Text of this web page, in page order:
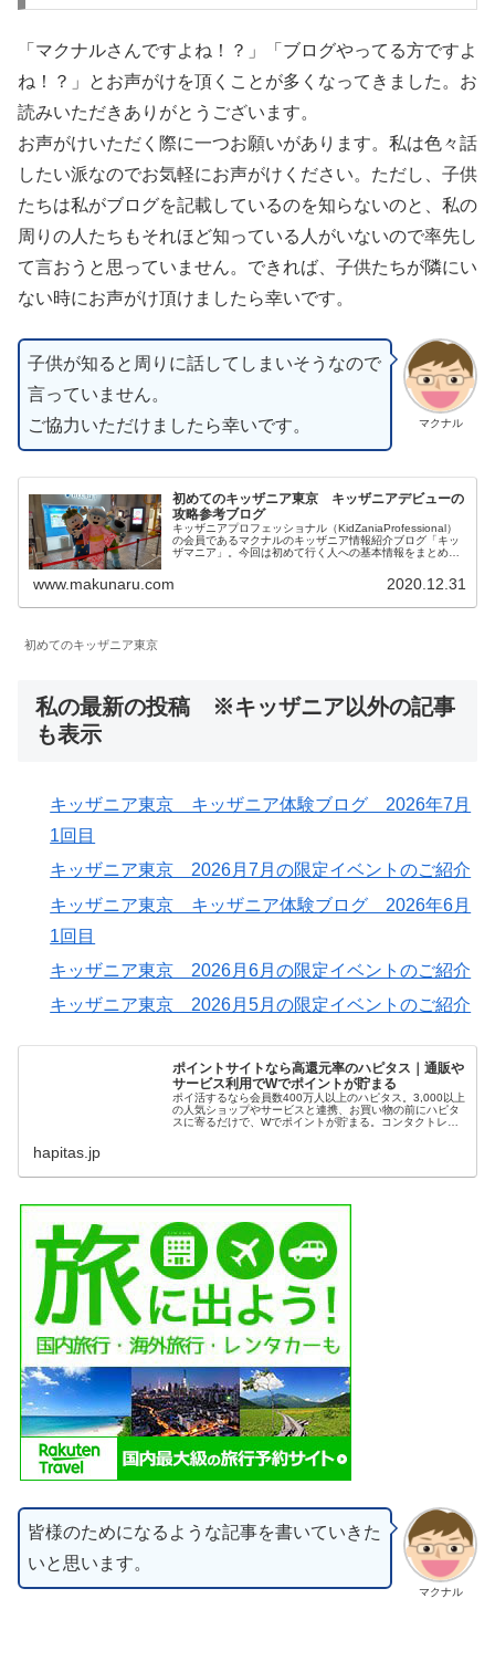
「マクナルさんですよね！？」「ブログやってる方ですよ
ね！？」とお声がけを頂くことが多くなってきました。お
読みいただきありがとうございます。
お声がけいただく際に一つお願いがあります。私は色々話
したい派なのでお気軽にお声がけください。ただし、子供
たちは私がブログを記載しているのを知らないのと、私の
周りの人たちもそれほど知っている人がいないので率先し
て言おうと思っていません。できれば、子供たちが隣にい
ない時にお声がけ頂けましたら幸いです。
マクナル
子供が知ると周りに話してしまいそうなので
言っていません。
ご協力いただけましたら幸いです。
初めてのキッザニア東京 キッザニアデビューの
攻略参考ブログ
キッザニアプロフェッショナル（KidZaniaProfessional）
の会員であるマクナルのキッザニア情報紹介ブログ「キッ
ザマニア」。今回は初めて行く人への基本情報をまとめて
のでおすすめです。初めて行く人の参考になれば幸いで
す。
www.makunaru.com 2020.12.31
初めてのキッザニア東京
私の最新の投稿 ※キッザニア以外の記事
も表示
キッザニア東京 キッザニア体験ブログ 2026年7月
1回目
キッザニア東京 2026月7月の限定イベントのご紹介
キッザニア東京 キッザニア体験ブログ 2026年6月
1回目
キッザニア東京 2026月6月の限定イベントのご紹介
キッザニア東京 2026月5月の限定イベントのご紹介
ポイントサイトなら高還元率のハピタス｜通販や
サービス利用でWでポイントが貯まる
ポイ活するなら会員数400万人以上のハピタス。3,000以上
の人気ショップやサービスと連携、お買い物の前にハピタ
スに寄るだけで、Wでポイントが貯まる。コンタクトレン
hapitas.jp
マクナル
皆様のためになるような記事を書いていきた
いと思います。